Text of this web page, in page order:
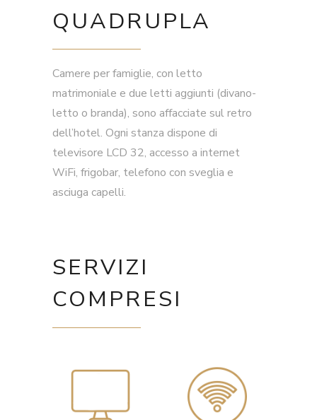
QUADRUPLA
Camere per famiglie, con letto
matrimoniale e due letti aggiunti (divano-
letto o branda), sono affacciate sul retro
dell’hotel. Ogni stanza dispone di
televisore LCD 32, accesso a internet
WiFi, frigobar, telefono con sveglia e
asciuga capelli.
SERVIZI
COMPRESI